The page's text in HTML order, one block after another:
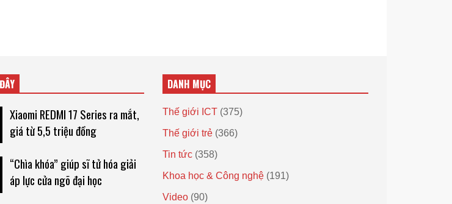
Xiaomi REDMI 17 Series ra mắt,
giá từ 5,5 triệu đồng
“Chìa khóa” giúp sĩ tử hóa giải
áp lực cửa ngõ đại học
DANH MỤC
Thế giới ICT (375)
Thế giới trẻ (366)
Tin tức (358)
Khoa học & Công nghệ (191)
Video (90)